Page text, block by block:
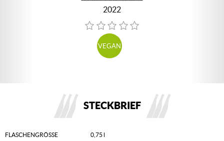
2022
VEGAN
STECKBRIEF
FLASCHENGRÖSSE 0,75 l